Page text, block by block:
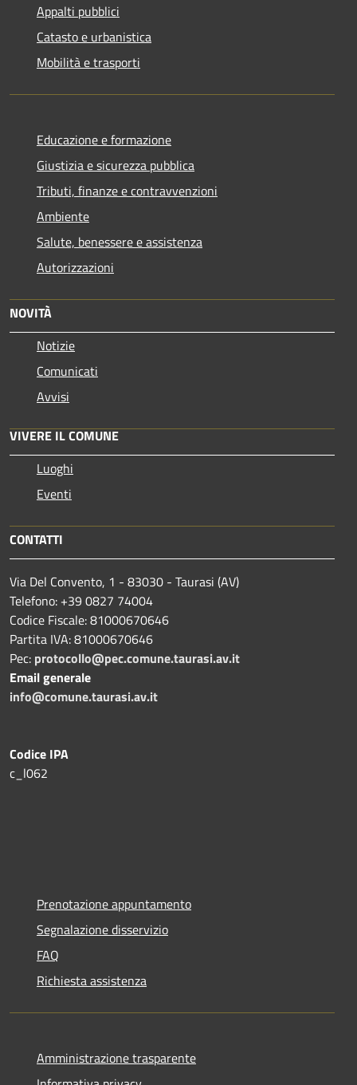
Appalti pubblici
Catasto e urbanistica
Mobilità e trasporti
Educazione e formazione
Giustizia e sicurezza pubblica
Tributi, finanze e contravvenzioni
Ambiente
Salute, benessere e assistenza
Autorizzazioni
NOVITÀ
Notizie
Comunicati
Avvisi
VIVERE IL COMUNE
Luoghi
Eventi
CONTATTI
Via Del Convento, 1 - 83030 - Taurasi (AV)
Telefono: +39 0827 74004
Codice Fiscale: 81000670646
Partita IVA: 81000670646
Pec: protocollo@pec.comune.taurasi.av.it
Email generale
info@comune.taurasi.av.it
Codice IPA
c_l062
Prenotazione appuntamento
Segnalazione disservizio
FAQ
Richiesta assistenza
Amministrazione trasparente